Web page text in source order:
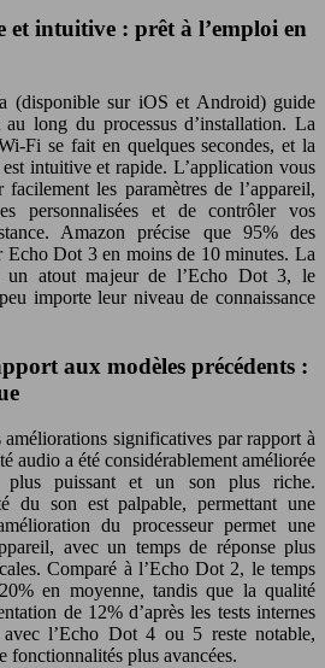
intuitive : prêt à l’emploi en
(disponible sur iOS et Android) guide
long du processus d’installation. La
Fi se fait en quelques secondes, et la
intuitive et rapide. L’application vous
facilement les paramètres de l’appareil,
personnalisées et de contrôler vos
Amazon précise que 95% des
Echo Dot 3 en moins de 10 minutes. La
un atout majeur de l’Echo Dot 3, le
importe leur niveau de connaissance
aux modèles précédents :
significatives par rapport à
audio a été considérablement améliorée
plus puissant et un son plus riche.
du son est palpable, permettant une
du processeur permet une
avec un temps de réponse plus
Comparé à l’Echo Dot 2, le temps
en moyenne, tandis que la qualité
de 12% d’après les tests internes
l’Echo Dot 4 ou 5 reste notable,
fonctionnalités plus avancées.